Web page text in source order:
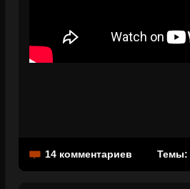
14 комментариев Темы: